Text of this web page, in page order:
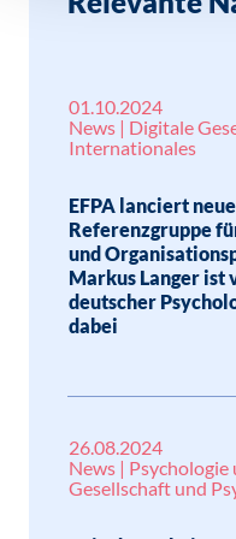
01.10.2024
News | Digitale
Internationales
EFPA lanciert
Referenzgruppe
und
Markus Langer ist
deutscher
dabei
26.08.2024
News |
Gesellschaft und